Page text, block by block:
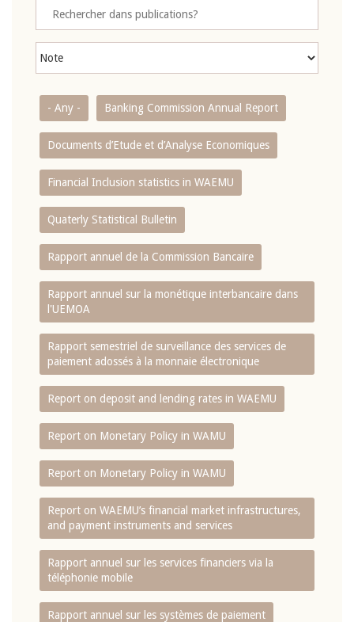
- Any - Banking Commission Annual Report
Documents d’Etude et d’Analyse Economiques
Financial Inclusion statistics in WAEMU
Quaterly Statistical Bulletin
Rapport annuel de la Commission Bancaire
Rapport annuel sur la monétique interbancaire dans
l'UEMOA
Rapport semestriel de surveillance des services de
paiement adossés à la monnaie électronique
Report on deposit and lending rates in WAEMU
Report on Monetary Policy in WAMU
Report on Monetary Policy in WAMU
Report on WAEMU’s financial market infrastructures,
and payment instruments and services
Rapport annuel sur les services financiers via la
téléphonie mobile
Rapport annuel sur les systèmes de paiement